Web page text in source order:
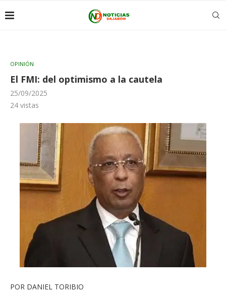
OPINIÓN
El FMI: del optimismo a la cautela
25/09/2025
24 vistas
POR DANIEL TORIBIO